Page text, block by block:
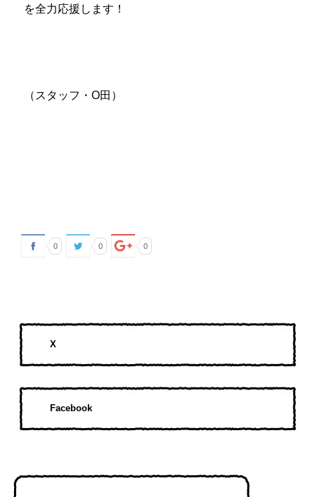
を全力応援します！
（スタッフ・O田）
0 0 0
X
Facebook